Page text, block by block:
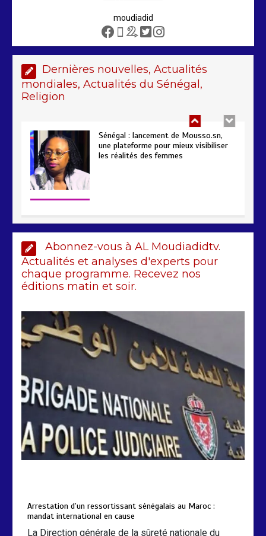
moudiadid
Dernières nouvelles, Actualités
mondiales, Actualités du Sénégal,
Religion
Sénégal – FMI : les discussions se
poursuivent autour du rapport ROSC
Sénégal : lancement de Mousso.sn,
une plateforme pour mieux visibiliser
les réalités des femmes
saisie de 28 kg de haschich estimés à
190 millions FCFA
2 min 226
Arrestation d’un ressortissant
sénégalais au Maroc : mandat
international en cause
207
Abonnez-vous à AL Moudiadidtv.
Actualités et analyses d'experts pour
chaque programme. Recevez nos
éditions matin et soir.
Arrestation d’un ressortissant sénégalais au Maroc :
mandat international en cause
La Direction générale de la sûreté nationale du